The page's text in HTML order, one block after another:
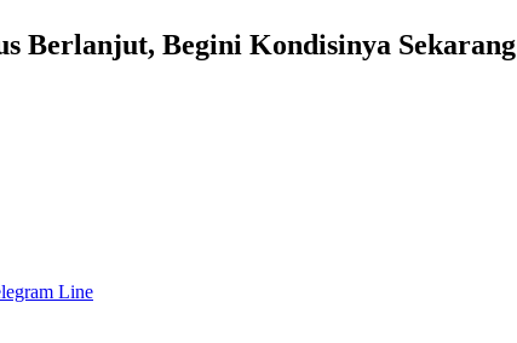
Berlanjut, Begini Kondisinya Sekarang
Line